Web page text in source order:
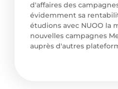
d'affaires des
évidemment sa
étudions avec NUOO la
nouvelles campagnes
auprès d'autres